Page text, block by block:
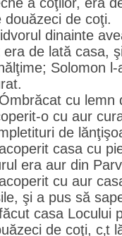
douăzeci de coţi.
dinainte
era de lată casa,
Solomon
cu lemn
o cu aur
de
casa cu
era aur din
cu aur
şi a pus să
casa Locului
de coţi, c‚t